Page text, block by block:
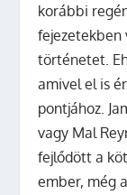
korábbi
fejezetekben
történetet.
amivel el is
pontjához.
vagy Mal
fejlődött a
ember, még